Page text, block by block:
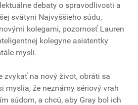
debaty o spravodlivosti a
svätyni Najvyššieho súdu,
kolegami, pozornosť Lauren
kolegyne asistentky
myslí.
zvykať na nový život, obráti sa
myslia, že neznámy sériový vrah
súdom, a chcú, aby Gray bol ich